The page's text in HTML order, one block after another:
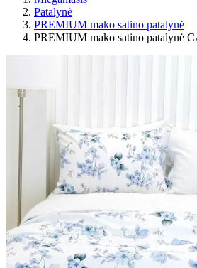
Patalynė
PREMIUM mako satino patalynė
PREMIUM mako satino patalynė